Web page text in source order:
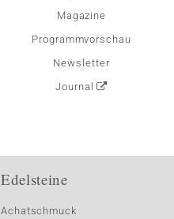
Magazine
Programmvorschau
Newsletter
Journal
Edelsteine
Achatschmuck